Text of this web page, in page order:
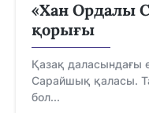
«Хан Ордалы
қорығы
Қазақ даласындағы
Сарайшық қаласы.
бол...